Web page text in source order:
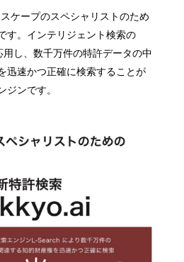
ケープのスペシャリストのため
す。インテリジェント検索の
し、数千万件の特許データの中
迅速かつ正確に検索することが
ンです。